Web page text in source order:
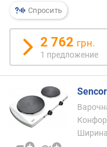
х
о
в
к
и
(
м
и
н
Спросить
2 762 грн.
1 предложение